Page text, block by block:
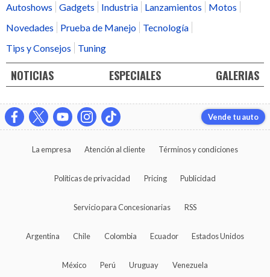
Autoshows
Gadgets Industria Lanzamientos
Motos
Novedades
Prueba de Manejo
Tecnología
Tips y Consejos
Tuning
NOTICIAS ESPECIALES GALERIAS
Vende tu auto
La empresa Atención al cliente Términos y condiciones
Políticas de privacidad Pricing Publicidad
Servicio para Concesionarias RSS
Argentina Chile Colombia Ecuador Estados Unidos
México Perú Uruguay Venezuela